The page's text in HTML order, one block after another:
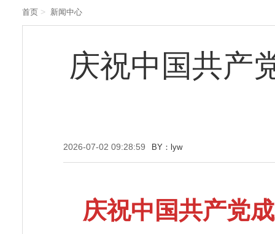
首页 > 新闻中心
庆祝中国共产
2026-07-02 09:28:59 BY：lyw
庆祝中国共产党